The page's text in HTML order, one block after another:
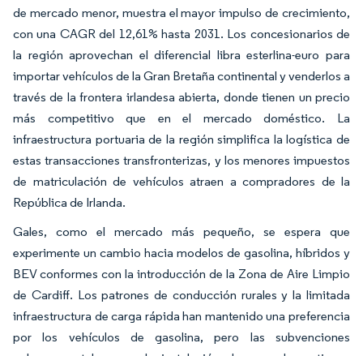
de mercado menor, muestra el mayor impulso de crecimiento,
con una CAGR del 12,61% hasta 2031. Los concesionarios de
la región aprovechan el diferencial libra esterlina-euro para
importar vehículos de la Gran Bretaña continental y venderlos a
través de la frontera irlandesa abierta, donde tienen un precio
más competitivo que en el mercado doméstico. La
infraestructura portuaria de la región simplifica la logística de
estas transacciones transfronterizas, y los menores impuestos
de matriculación de vehículos atraen a compradores de la
República de Irlanda.
Gales, como el mercado más pequeño, se espera que
experimente un cambio hacia modelos de gasolina, híbridos y
BEV conformes con la introducción de la Zona de Aire Limpio
de Cardiff. Los patrones de conducción rurales y la limitada
infraestructura de carga rápida han mantenido una preferencia
por los vehículos de gasolina, pero las subvenciones